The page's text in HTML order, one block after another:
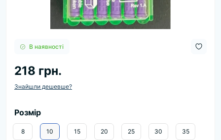
В наявності
218 грн.
Знайшли дешевше?
Розмір
8 10 15 20 25 30 35